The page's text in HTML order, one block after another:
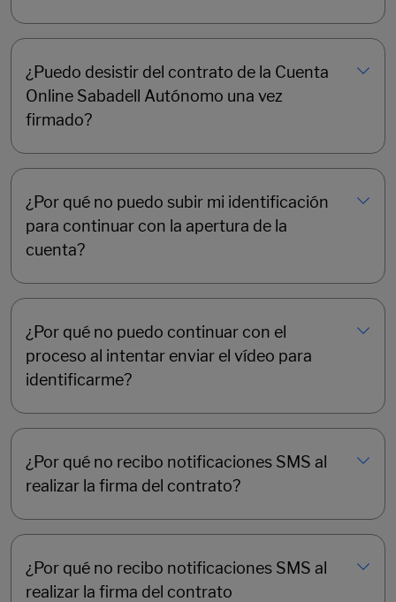
¿Puedo desistir del contrato de la Cuenta
Online Sabadell Autónomo una vez
firmado?
¿Por qué no puedo subir mi identificación
para continuar con la apertura de la
cuenta?
¿Por qué no puedo continuar con el
proceso al intentar enviar el vídeo para
identificarme?
¿Por qué no recibo notificaciones SMS al
realizar la firma del contrato?
¿Por qué no recibo notificaciones SMS al
realizar la firma del contrato